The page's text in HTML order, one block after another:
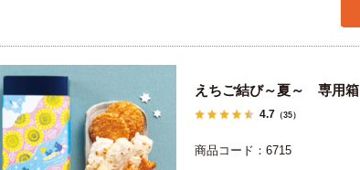
えちご結び～夏～ 専用箱
4.7 （35）
商品コード：6715